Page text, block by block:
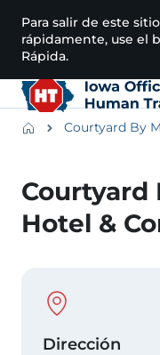
Pasar al contenido
Para salir de este sitio
rápidamente, use el
Rápida.
BreadcrumbsCourtyard By
Courtyard
Hotel &
Physical
Dirección